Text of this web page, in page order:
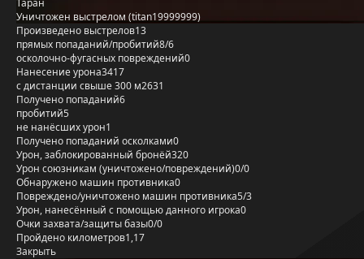
Таран
Уничтожен выстрелом (titan19999999)
Произведено выстрелов13
прямых попаданий/пробитий8/6
осколочно-фугасных повреждений0
Нанесение урона3417
с дистанции свыше 300 м2631
Получено попаданий6
пробитий5
не нанёсших урон1
Получено попаданий осколками0
Урон, заблокированный бронёй320
Урон союзникам (уничтожено/повреждений)0/0
Обнаружено машин противника0
Повреждено/уничтожено машин противника5/3
Урон, нанесённый с помощью данного игрока0
Очки захвата/защиты базы0/0
Пройдено километров1,17
Закрыть